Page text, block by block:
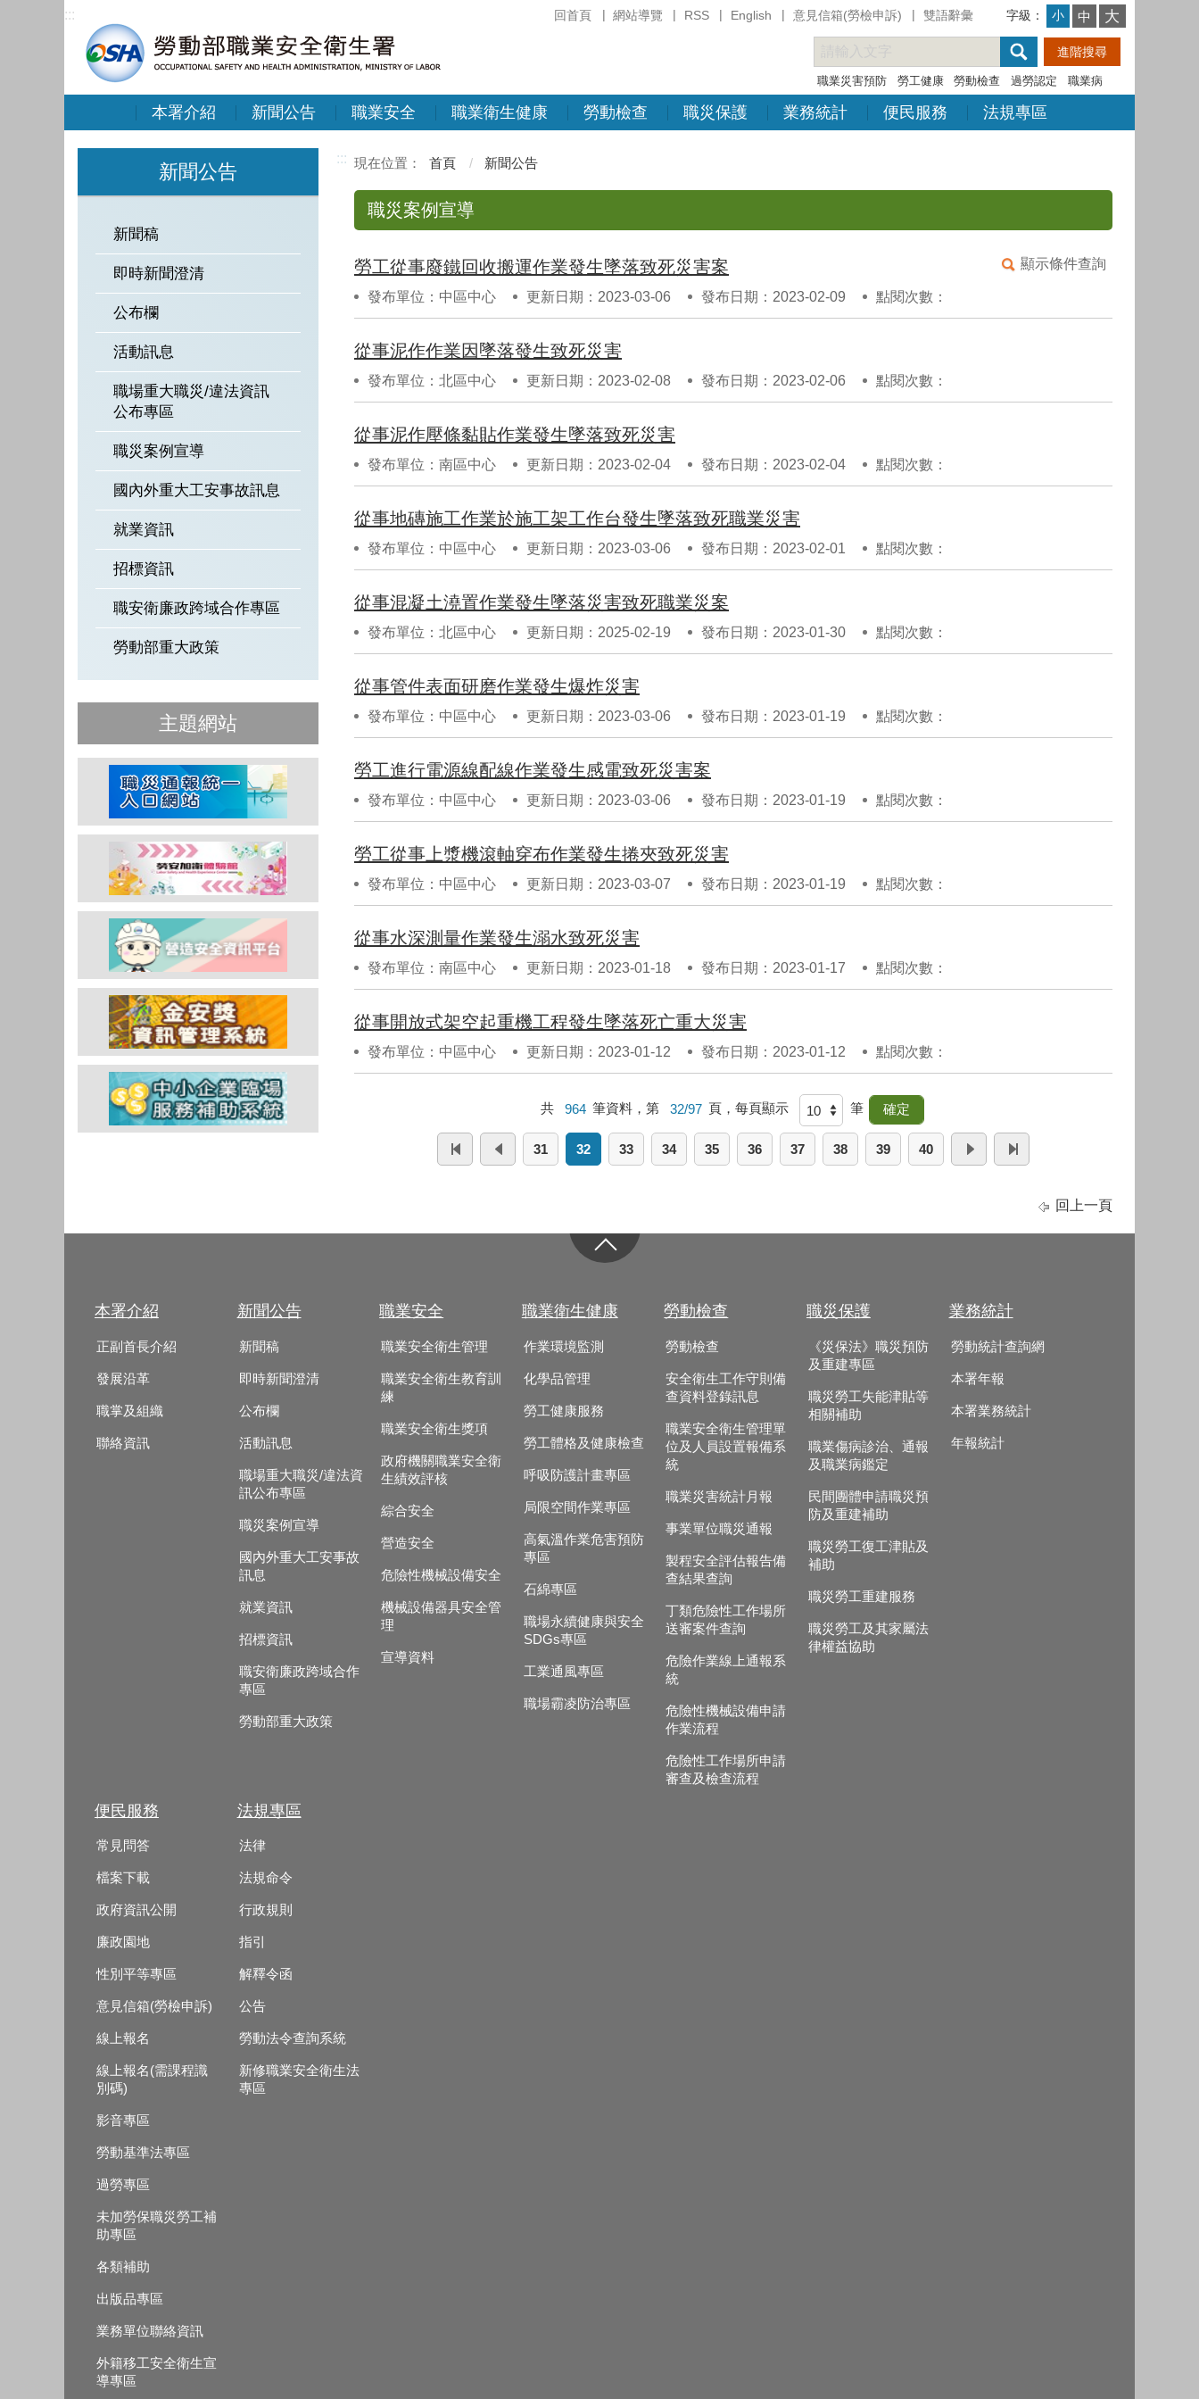
回首頁 網站導覽 RSS English 意見信箱(勞檢申訴) 雙語辭彙
::: 字級： 小 中 大
職業災害預防 勞工健康 勞動檢查 過勞認定 職業病
本署介紹 新聞公告 職業安全 職業衛生健康 勞動檢查 職災保護 業務統計 便民服務 法規專區
新聞公告
新聞稿
即時新聞澄清
公布欄
活動訊息
職場重大職災/違法資訊
公布專區
職災案例宣導
國內外重大工安事故訊息
就業資訊
招標資訊
職安衛廉政跨域合作專區
勞動部重大政策
主題網站
::: 首頁 新聞公告
職災案例宣導
顯示條件查詢
勞工從事廢鐵回收搬運作業發生墜落致死災害案
發布單位：中區中心 更新日期：2023-03-06 發布日期：2023-02-09 點閱次數：
從事泥作作業因墜落發生致死災害
發布單位：北區中心 更新日期：2023-02-08 發布日期：2023-02-06 點閱次數：
從事泥作壓條黏貼作業發生墜落致死災害
發布單位：南區中心 更新日期：2023-02-04 發布日期：2023-02-04 點閱次數：
從事地磚施工作業於施工架工作台發生墜落致死職業災害
發布單位：中區中心 更新日期：2023-03-06 發布日期：2023-02-01 點閱次數：
從事混凝土澆置作業發生墜落災害致死職業災案
發布單位：北區中心 更新日期：2025-02-19 發布日期：2023-01-30 點閱次數：
從事管件表面研磨作業發生爆炸災害
發布單位：中區中心 更新日期：2023-03-06 發布日期：2023-01-19 點閱次數：
勞工進行電源線配線作業發生感電致死災害案
發布單位：中區中心 更新日期：2023-03-06 發布日期：2023-01-19 點閱次數：
勞工從事上漿機滾軸穿布作業發生捲夾致死災害
發布單位：中區中心 更新日期：2023-03-07 發布日期：2023-01-19 點閱次數：
從事水深測量作業發生溺水致死災害
發布單位：南區中心 更新日期：2023-01-18 發布日期：2023-01-17 點閱次數：
從事開放式架空起重機工程發生墜落死亡重大災害
發布單位：中區中心 更新日期：2023-01-12 發布日期：2023-01-12 點閱次數：
共 964 筆資料，第 32/97 頁，每頁顯示 筆
31 32 33 34 35 36 37 38 39 40
回上一頁
本署介紹
正副首長介紹
發展沿革
職掌及組織
聯絡資訊
新聞公告
新聞稿
即時新聞澄清
公布欄
活動訊息
職場重大職災/違法資
訊公布專區
職災案例宣導
國內外重大工安事故
訊息
就業資訊
招標資訊
職安衛廉政跨域合作
專區
勞動部重大政策
職業安全
職業安全衛生管理
職業安全衛生教育訓
練
職業安全衛生獎項
政府機關職業安全衛
生績效評核
綜合安全
營造安全
危險性機械設備安全
機械設備器具安全管
理
宣導資料
職業衛生健康
作業環境監測
化學品管理
勞工健康服務
勞工體格及健康檢查
呼吸防護計畫專區
局限空間作業專區
高氣溫作業危害預防
專區
石綿專區
職場永續健康與安全
SDGs專區
工業通風專區
職場霸凌防治專區
勞動檢查
勞動檢查
安全衛生工作守則備
查資料登錄訊息
職業安全衛生管理單
位及人員設置報備系
統
職業災害統計月報
事業單位職災通報
製程安全評估報告備
查結果查詢
丁類危險性工作場所
送審案件查詢
危險作業線上通報系
統
危險性機械設備申請
作業流程
危險性工作場所申請
審查及檢查流程
職災保護
《災保法》職災預防
及重建專區
職災勞工失能津貼等
相關補助
職業傷病診治、通報
及職業病鑑定
民間團體申請職災預
防及重建補助
職災勞工復工津貼及
補助
職災勞工重建服務
職災勞工及其家屬法
律權益協助
業務統計
勞動統計查詢網
本署年報
本署業務統計
年報統計
便民服務
常見問答
檔案下載
政府資訊公開
廉政園地
性別平等專區
意見信箱(勞檢申訴)
線上報名
線上報名(需課程識
別碼)
影音專區
勞動基準法專區
過勞專區
未加勞保職災勞工補
助專區
各類補助
出版品專區
業務單位聯絡資訊
外籍移工安全衛生宣
導專區
法規專區
法律
法規命令
行政規則
指引
解釋令函
公告
勞動法令查詢系統
新修職業安全衛生法
專區